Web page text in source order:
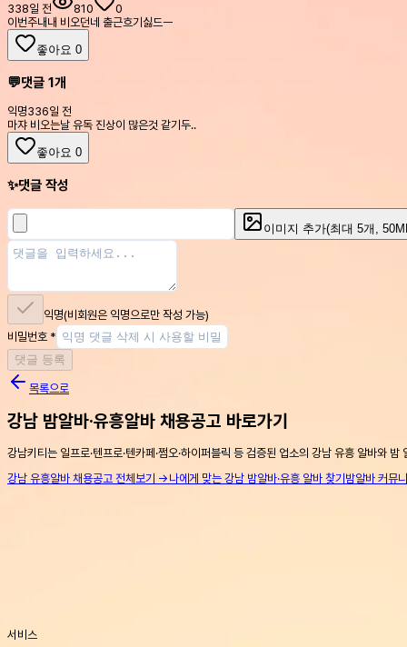
338일 전
810
0
이번주내내 비오던네 출근흐기싫드ㅡ
좋아요 0
💬댓글 1개
익명336일 전
마쟈 비오는날 유독 진상이 많은것 같기두..
좋아요 0
✨댓글 작성
이미지 추가(최대 5개,
익명(비회원은 익명으로만 작성 가능)
비밀번호 *
댓글 등록
목록으로
강남 밤알바·유흥알바 채용공고 바로가기
강남키티는 일프로·텐프로·텐카페·쩜오·하이퍼블릭 등 검증된 업소의 강남 유흥 알바와
강남 유흥알바 채용공고 전체보기 → 나에게 맞는 강남 밤알바·유흥 알바 찾기 밤알바 커뮤
서비스